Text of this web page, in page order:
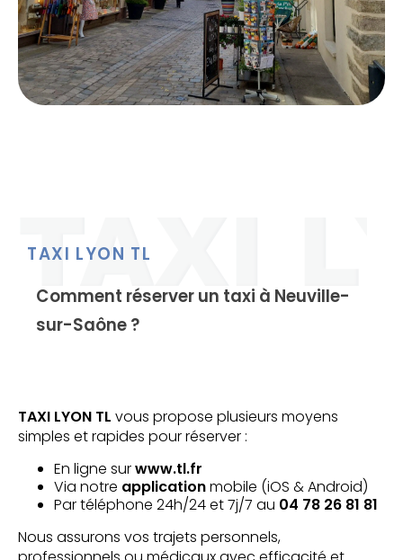
TAXI LYON TL
Comment réserver un taxi à Neuville-
sur-Saône ?
TAXI LYON TL vous propose plusieurs moyens
simples et rapides pour réserver :
En ligne surwww.tl.fr
Via notre applicationmobile (iOS & Android)
Par téléphone 24h/24 et 7j/7 au 04 78 26 81 81
Nous assurons vos trajets personnels,